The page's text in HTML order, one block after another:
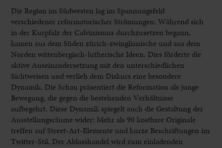
Die Region im Südwesten lag im Spannungsfeld
verschiedener reformatorischer Strömungen: Während sich
in der Kurpfalz der Calvinismus durchzusetzen begann,
kamen aus dem Süden zürich-zwinglianische und aus dem
Norden wittenbergisch-lutherische Ideen. Dies förderte die
aktive Auseinandersetzung mit den unterschiedlichen
Sichtweisen und verlieh dem Diskurs eine besondere
Dynamik. Die Schau präsentiert die Reformation als junge
Bewegung, die gegen die bestehenden Verhältnisse
aufbegehrt. Diese Dynamik spiegelt auch die Gestaltung der
Ausstellungsräume wider: Mehr als 90 kostbare Originale
treffen auf Street-Art-Elemente und kurze Beschriftungen im
Twitter-Stil. Der Ablasshandel wird zum einladenden